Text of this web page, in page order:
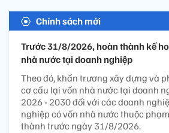
Chính sách mới
Trước 31/8/2026, hoàn thành kế
nhà nước tại doanh nghiệp
Theo đó, khẩn trương xây dựng và
cơ cấu lại vốn nhà nước tại doanh
2026 - 2030 đối với các doanh
nghiệp có vốn nhà nước thuộc
thành trước ngày 31/8/2026.